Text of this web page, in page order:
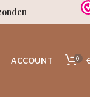
ACCOUNT 0